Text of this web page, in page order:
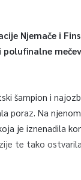
Njemače i
šampion i
poraz. Na
je iznenadila
te tako